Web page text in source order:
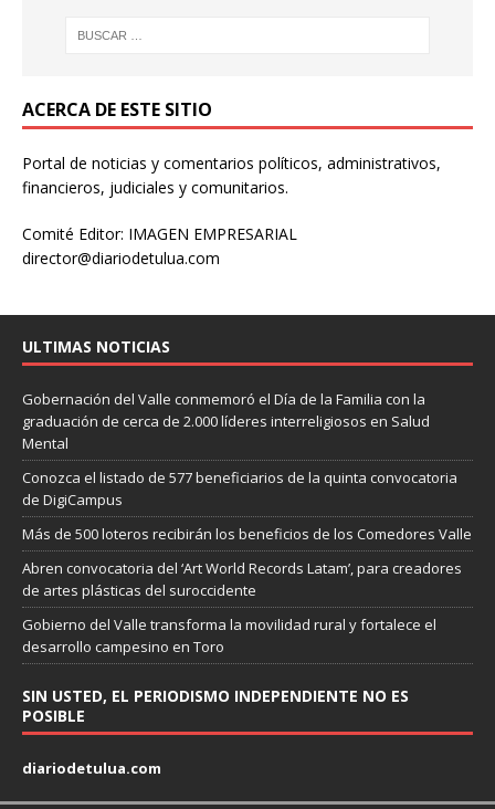
ACERCA DE ESTE SITIO
Portal de noticias y comentarios políticos, administrativos,
financieros, judiciales y comunitarios.
Comité Editor: IMAGEN EMPRESARIAL
director@diariodetulua.com
ULTIMAS NOTICIAS
Gobernación del Valle conmemoró el Día de la Familia con la
graduación de cerca de 2.000 líderes interreligiosos en Salud
Mental
Conozca el listado de 577 beneficiarios de la quinta convocatoria
de DigiCampus
Más de 500 loteros recibirán los beneficios de los Comedores Valle
Abren convocatoria del ‘Art World Records Latam’, para creadores
de artes plásticas del suroccidente
Gobierno del Valle transforma la movilidad rural y fortalece el
desarrollo campesino en Toro
SIN USTED, EL PERIODISMO INDEPENDIENTE NO ES
POSIBLE
diariodetulua.com